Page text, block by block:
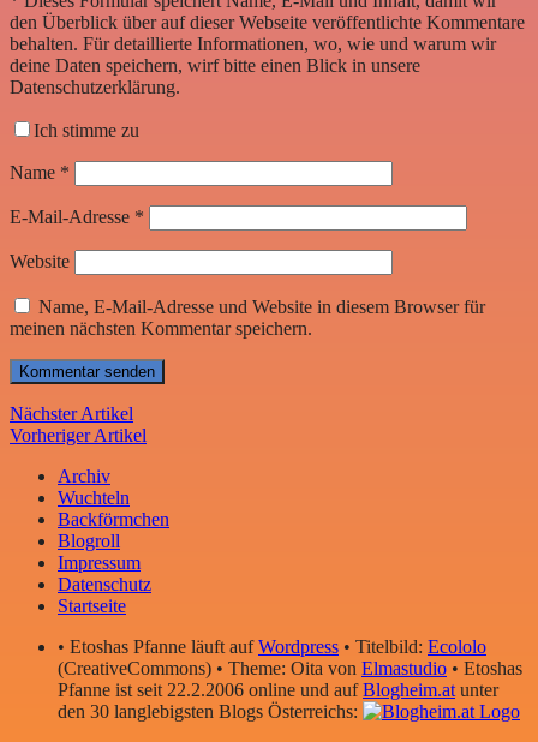
den Überblick über auf dieser Webseite veröffentlichte Kommentare
behalten. Für detaillierte Informationen, wo, wie und warum wir
deine Daten speichern, wirf bitte einen Blick in unsere
Datenschutzerklärung.
Ich stimme zu
Name *
E-Mail-Adresse *
Website
Name, E-Mail-Adresse und Website in diesem Browser für
meinen nächsten Kommentar speichern.
Nächster Artikel
Vorheriger Artikel
Archiv
Wuchteln
Backförmchen
Blogroll
Impressum
Datenschutz
Startseite
• Etoshas Pfanne läuft aufWordpress • Titelbild: Ecololo
(CreativeCommons) • Theme: Oita von Elmastudio • Etoshas
Pfanne ist seit 22.2.2006 online und aufBlogheim.atunter
den 30 langlebigsten Blogs Österreichs: